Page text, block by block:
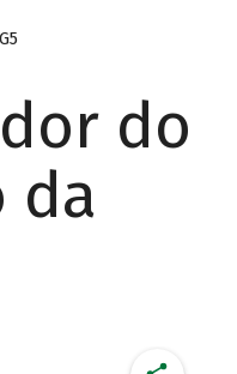
do
da